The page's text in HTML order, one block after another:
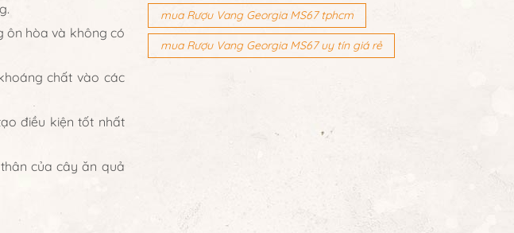
ôn hòa và không có
chất vào các
điều kiện tốt nhất
của cây ăn quả
mua Rượu Vang Georgia MS67 tphcm
mua Rượu Vang Georgia MS67 uy tín giá rẻ